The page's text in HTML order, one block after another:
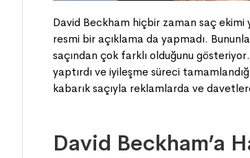
David Beckham hiçbir zaman saç ekimi
resmi bir açıklama da yapmadı.
saçından çok farklı olduğunu
yaptırdı ve iyileşme süreci
kabarık saçıyla reklamlarda ve
David Beckham’a